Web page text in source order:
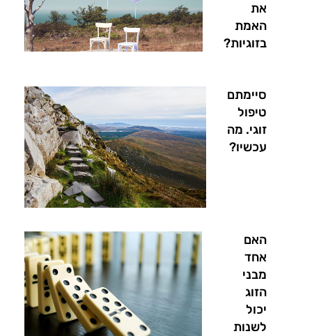
את
האמת
בזוגיות?
סיימתם
טיפול
זוגי. מה
עכשיו?
האם
אחד
מבני
הזוג
יכול
לשנות